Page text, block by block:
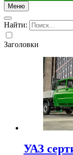
Меню
Найти:
Заголовки
УАЗ